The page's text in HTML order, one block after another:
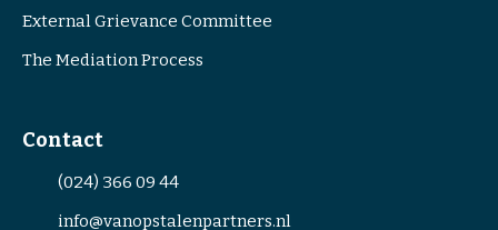
External Grievance Committee
The Mediation Process
Contact
(024) 366 09 44
info@vanopstalenpartners.nl